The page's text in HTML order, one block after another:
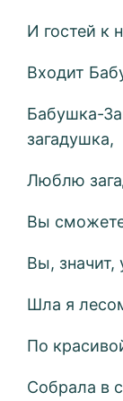
И гостей к
Входит
Бабушка-
загадушка,
Люблю
Вы сможете
Вы, значит,
Шла я
По
Собрала в